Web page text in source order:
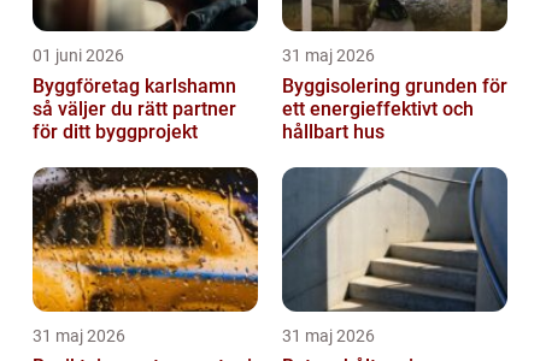
01 juni 2026
Byggföretag karlshamn
så väljer du rätt partner
för ditt byggprojekt
31 maj 2026
Byggisolering grunden för
ett energieffektivt och
hållbart hus
31 maj 2026 31 maj 2026